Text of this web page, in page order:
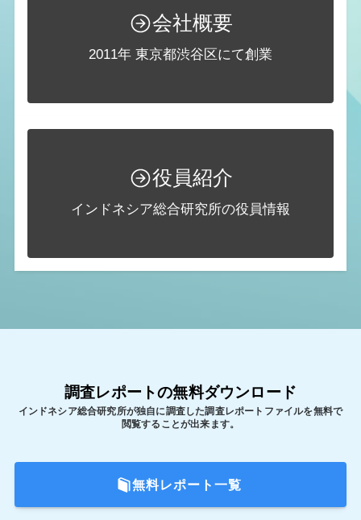
会社概要
2011年 東京都渋谷区にて創業
役員紹介
インドネシア総合研究所の役員情報
調査レポートの無料ダウンロード
インドネシア総合研究所が独自に調査した調査レポートファイルを無料で
閲覧することが出来ます。
無料レポート一覧